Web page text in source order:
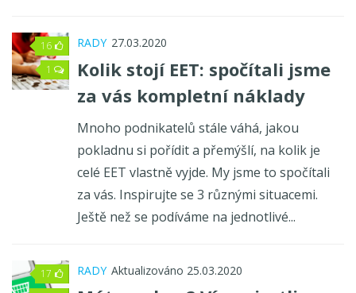
16
1
RADY 27.03.2020
Kolik stojí EET: spočítali jsme
za vás kompletní náklady
Mnoho podnikatelů stále váhá, jakou
pokladnu si pořídit a přemýšlí, na kolik je
celé EET vlastně vyjde. My jsme to spočítali
za vás. Inspirujte se 3 různými situacemi.
Ještě než se podíváme na jednotlivé...
17
RADY Aktualizováno 25.03.2020